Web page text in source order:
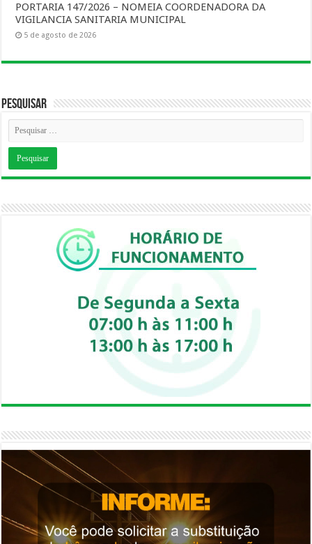
PORTARIA 147/2026 – NOMEIA COORDENADORA DA
VIGILANCIA SANITARIA MUNICIPAL
5 de agosto de 2026
Pesquisar